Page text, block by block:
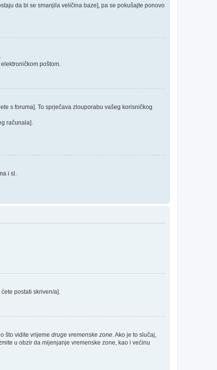
da bi se smanjila veličina baze], pa se pokušajte ponovo
poštom.
s foruma]. To sprječava zlouporabu vašeg korisničkog
računala].
i sl.
postati skriven/a].
što vidite vrijeme druge vremenske zone. Ako je to slučaj,
u obzir da mijenjanje vremenske zone, kao i većinu